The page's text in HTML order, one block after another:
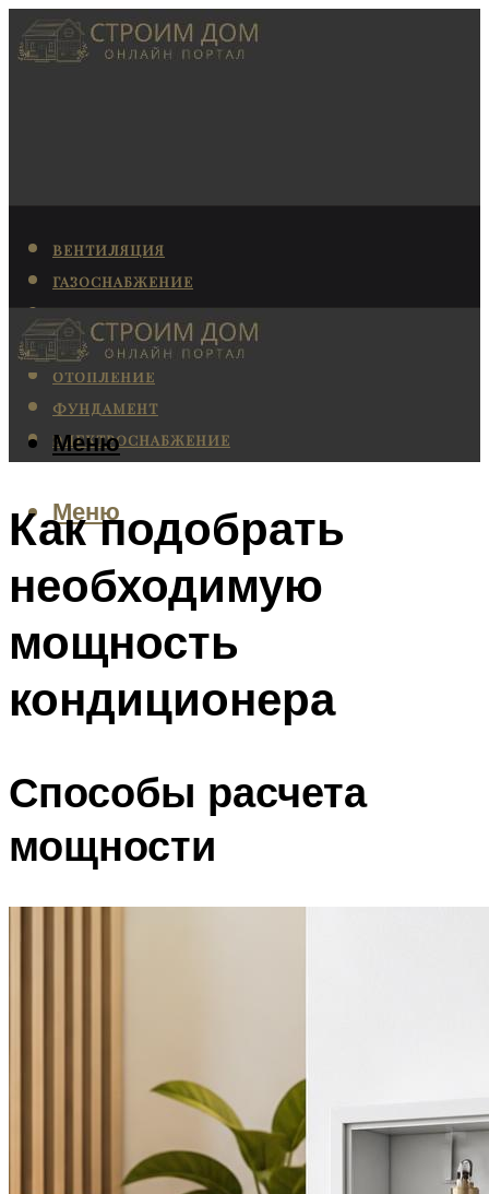
ВЕНТИЛЯЦИЯ
ГАЗОСНАБЖЕНИЕ
КАНАЛИЗАЦИЯ
КОНДИЦИОНИРОВАНИЕ
ОТОПЛЕНИЕ
ФУНДАМЕНТ
ЭЛЕКТРОСНАБЖЕНИЕ
Меню
Меню
Как подобрать
необходимую
мощность
кондиционера
Способы расчета
мощности